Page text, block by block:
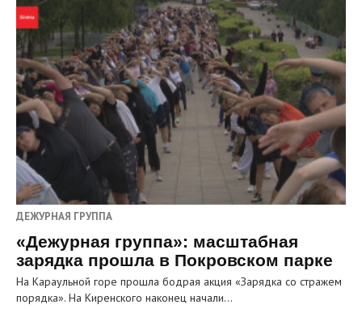
ДЕЖУРНАЯ ГРУППА
«Дежурная группа»: масштабная
зарядка прошла в Покровском парке
На Караульной горе прошла бодрая акция «Зарядка со стражем
порядка». На Киренского наконец начали…